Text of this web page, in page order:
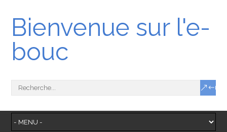
Bienvenue sur l'e-
bouc